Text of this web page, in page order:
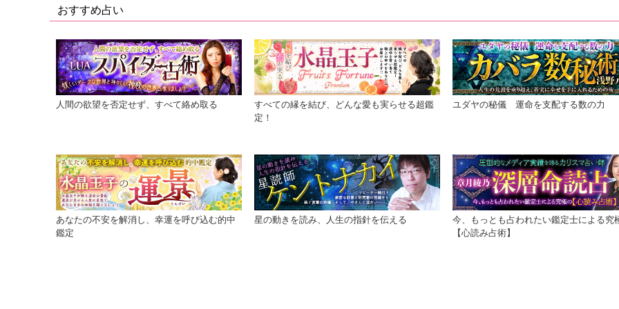
おすすめ占い
人間の欲望を否定せず、すべて絡め取る
すべての縁を結び、どんな愛も実らせる超鑑
定！
ユダヤの秘儀 運命を支配する数の力
あなたの不安を解消し、幸運を呼び込む的中
鑑定
星の動きを読み、人生の指針を伝える
今、もっとも占われたい鑑定士による究
【心読み占術】